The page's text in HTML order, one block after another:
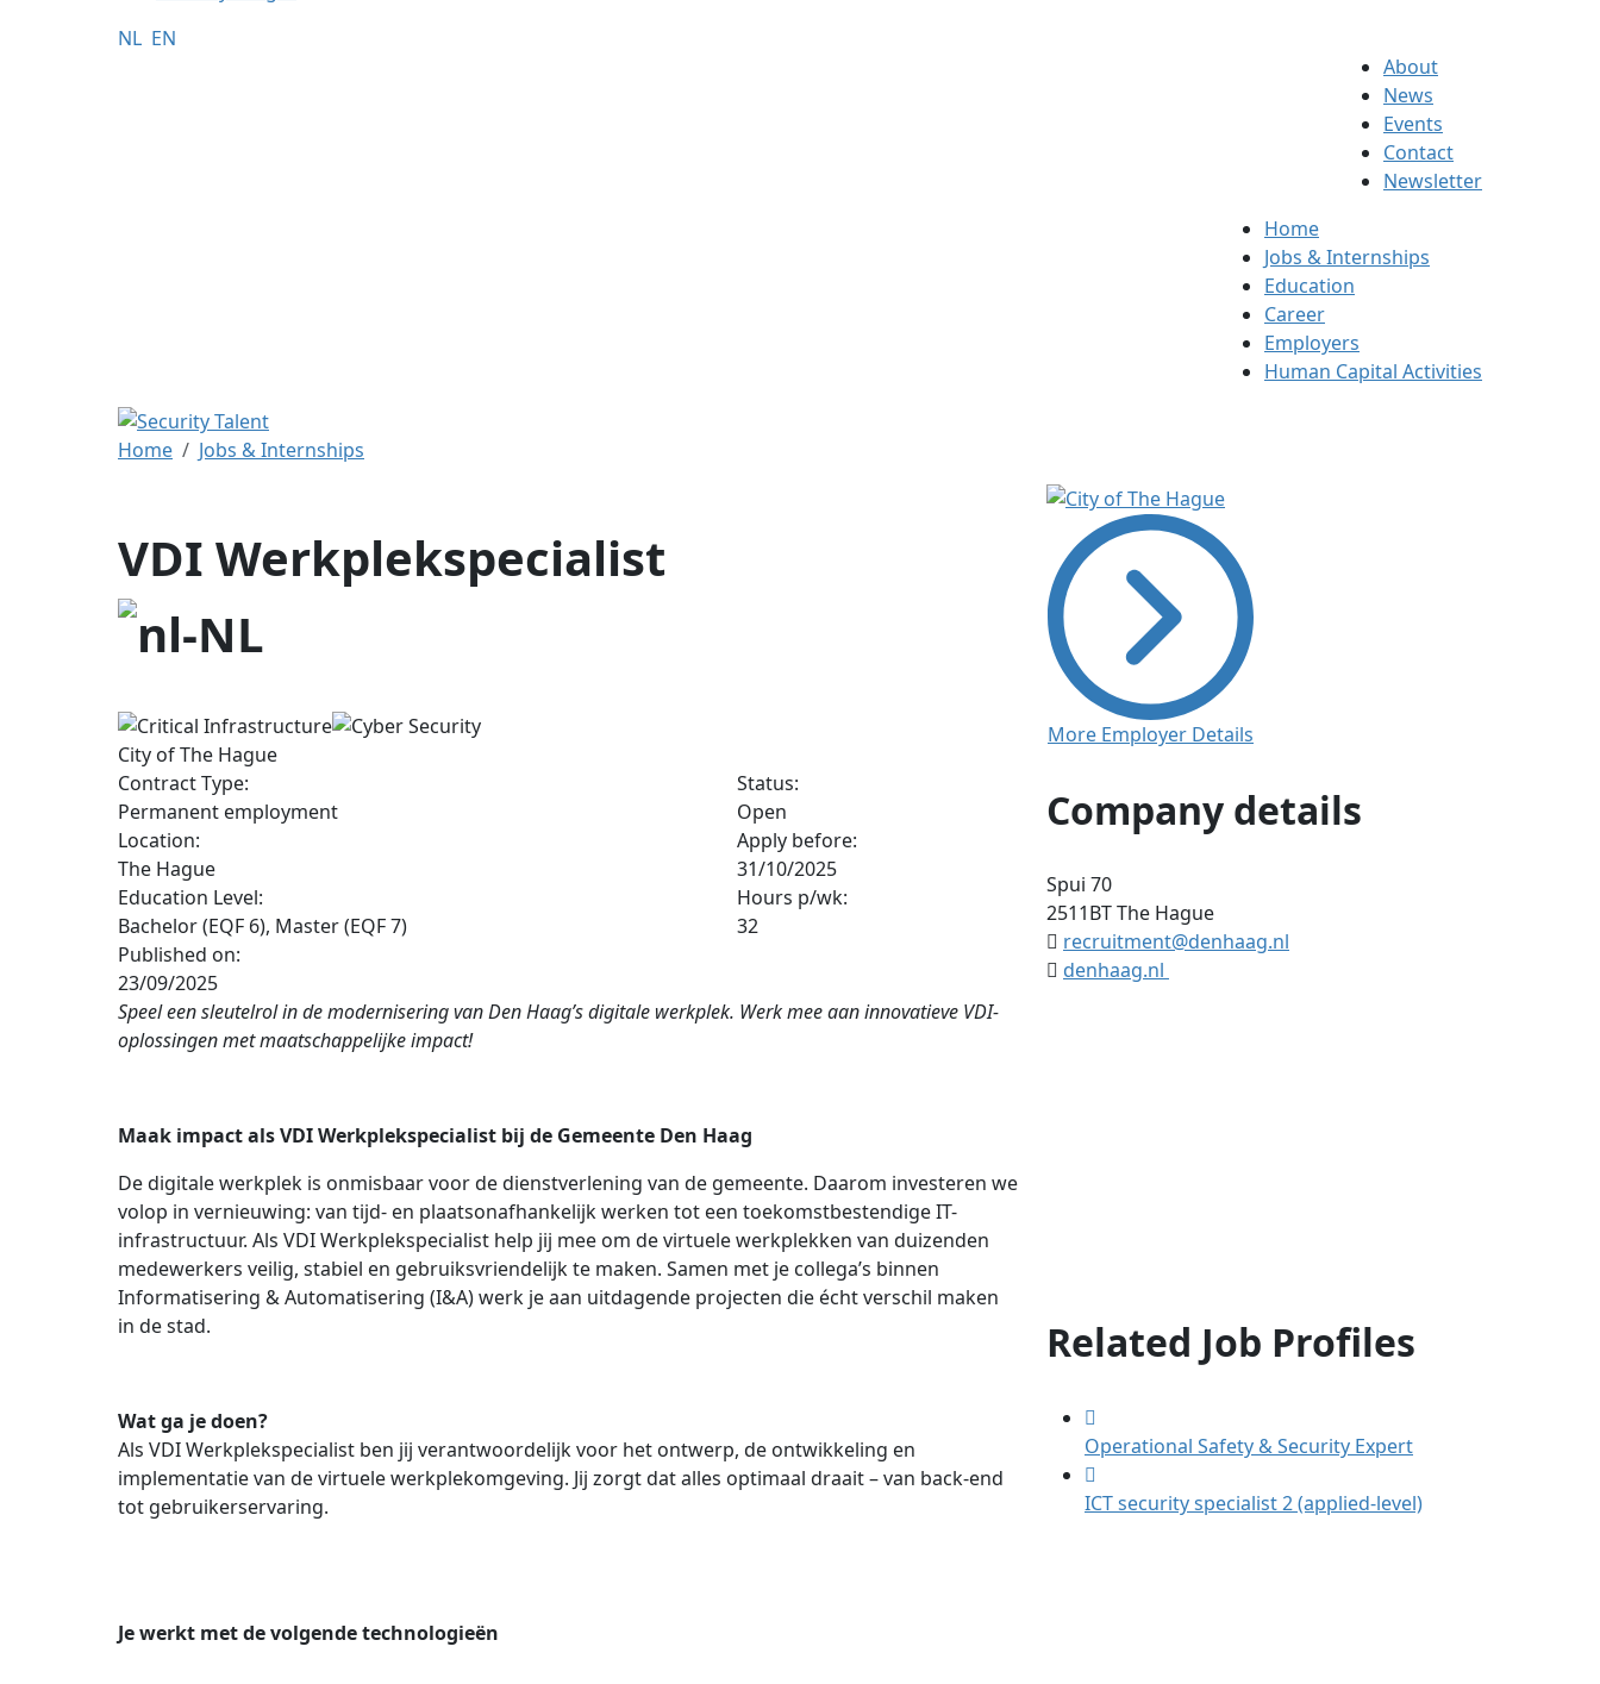
NL EN
About
News
Events
Contact
Newsletter
Home
Jobs & Internships
Education
Career
Employers
Human Capital Activities
Home Jobs & Internships
VDI Werkplekspecialist
City of The Hague
Contract Type:
Permanent employment
Location:
The Hague
Education Level:
Bachelor (EQF 6), Master (EQF 7)
Published on:
23/09/2025
Status:
Open
Apply before:
31/10/2025
Hours p/wk:
32
Speel een sleutelrol in de modernisering van Den Haag’s digitale werkplek. Werk mee aan innovatieve VDI-
oplossingen met maatschappelijke impact!
Maak impact als VDI Werkplekspecialist bij de Gemeente Den Haag
De digitale werkplek is onmisbaar voor de dienstverlening van de gemeente. Daarom investeren we
volop in vernieuwing: van tijd- en plaatsonafhankelijk werken tot een toekomstbestendige IT-
infrastructuur. Als VDI Werkplekspecialist help jij mee om de virtuele werkplekken van duizenden
medewerkers veilig, stabiel en gebruiksvriendelijk te maken. Samen met je collega’s binnen
Informatisering & Automatisering (I&A) werk je aan uitdagende projecten die écht verschil maken
in de stad.
Wat ga je doen?
Als VDI Werkplekspecialist ben jij verantwoordelijk voor het ontwerp, de ontwikkeling en
implementatie van de virtuele werkplekomgeving. Jij zorgt dat alles optimaal draait – van back-end
tot gebruikerservaring.
Je werkt met de volgende technologieën
More Employer Details
Company details
Spui 70
2511BTThe Hague
recruitment@denhaag.nl
denhaag.nl
Related Job Profiles
Operational Safety & Security Expert
ICT security specialist 2 (applied-level)